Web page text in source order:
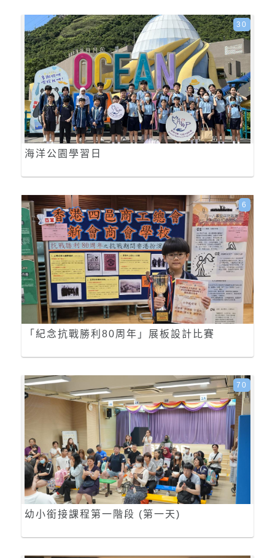
海洋公園學習日
30
「紀念抗戰勝利80周年」展板設計比賽
6
幼小銜接課程第一階段 (第一天)
70